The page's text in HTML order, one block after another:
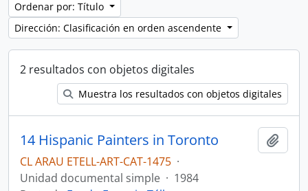
Ordenar por: Título
Dirección: Clasificación en orden ascendente
2 resultados con objetos digitales
Muestra los resultados con objetos digitales
14 Hispanic Painters in Toronto
CL ARAU ETELL-ART-CAT-1475 ·
Unidad documental simple · 1984